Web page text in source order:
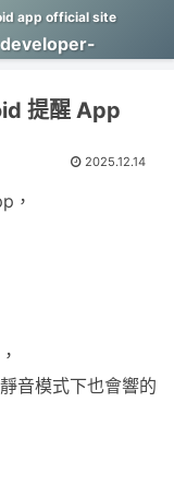
app official site
提醒 App
2025.12.14
，
音模式下也會響的